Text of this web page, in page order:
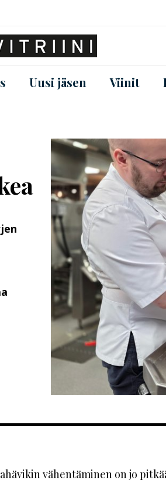
Uusi jäsen Viinit
vähentäminen on jo